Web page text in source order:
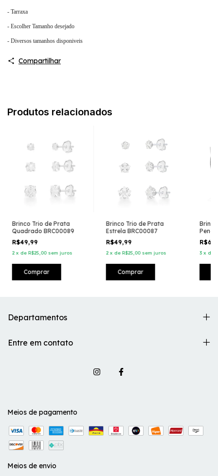
- Tarraxa
- Escolher Tamanho desejado
- Diversos tamanhos disponiveis
Compartilhar
Produtos relacionados
Brinco Trio de Prata
Quadrado BRC00089
R$49,99
2 x de R$25,00 sem juros
Brinco Trio de Prata
Estrela BRC00087
R$49,99
2 x de R$25,00 sem juros
Pena
3 x de
Departamentos
Entre em contato
Meios de pagamento
Meios de envio